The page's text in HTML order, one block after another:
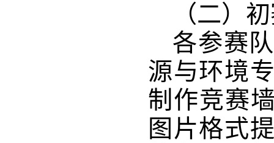
（二）
各参赛
源与环境
制作竞赛
图片格式